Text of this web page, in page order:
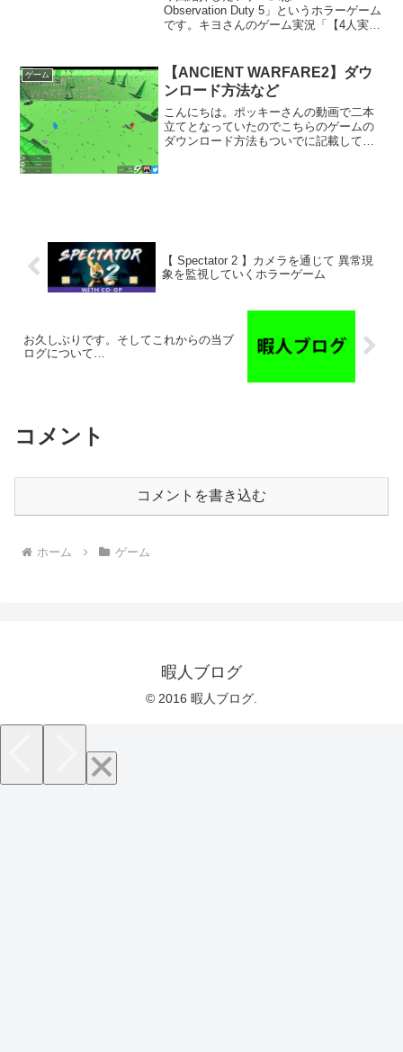
Observation Duty 5」というホラーゲーム
です。キヨさんのゲーム実況「【4人実
知りましたので一番下に動画を載せさせ
て...
ゲーム
【ANCIENT WARFARE2】ダウ
ンロード方法など
こんにちは。ポッキーさんの動画で二本
立てとなっていたのでこちらのゲームの
ダウンロード方法もついでに記載してお
【 Spectator 2 】カメラを通じて 異常現
象を監視していくホラーゲーム
お久しぶりです。そしてこれからの当ブ
ログについて…
コメント
コメントを書き込む
ホーム ゲーム
暇人ブログ
© 2016 暇人ブログ.